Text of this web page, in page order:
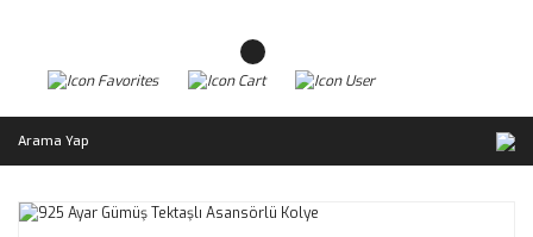
Arama Yap